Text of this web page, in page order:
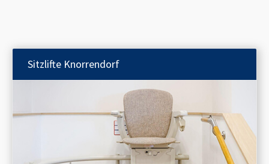
Sitzlifte Knorrendorf